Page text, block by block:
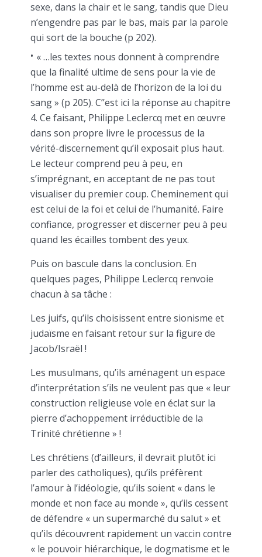
sexe, dans la chair et le sang, tandis que Dieu
n’engendre pas par le bas, mais par la parole
qui sort de la bouche (p 202).
« …les textes nous donnent à comprendre
que la finalité ultime de sens pour la vie de
l’homme est au-delà de l’horizon de la loi du
sang » (p 205). C’’est ici la réponse au chapitre
4. Ce faisant, Philippe Leclercq met en œuvre
dans son propre livre le processus de la
vérité-discernement qu’il exposait plus haut.
Le lecteur comprend peu à peu, en
s’imprégnant, en acceptant de ne pas tout
visualiser du premier coup. Cheminement qui
est celui de la foi et celui de l’humanité. Faire
confiance, progresser et discerner peu à peu
quand les écailles tombent des yeux.
Puis on bascule dans la conclusion. En
quelques pages, Philippe Leclercq renvoie
chacun à sa tâche :
Les juifs, qu’ils choisissent entre sionisme et
judaïsme en faisant retour sur la figure de
Jacob/Israël !
Les musulmans, qu’ils aménagent un espace
d’interprétation s’ils ne veulent pas que « leur
construction religieuse vole en éclat sur la
pierre d’achoppement irréductible de la
Trinité chrétienne » !
Les chrétiens (d’ailleurs, il devrait plutôt ici
parler des catholiques), qu’ils préfèrent
l’amour à l’idéologie, qu’ils soient « dans le
monde et non face au monde », qu’ils cessent
de défendre « un supermarché du salut » et
qu’ils découvrent rapidement un vaccin contre
« le pouvoir hiérarchique, le dogmatisme et le